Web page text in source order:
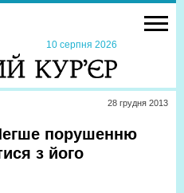
10 серпня 2026
28 грудня 2013
порушенню
з його